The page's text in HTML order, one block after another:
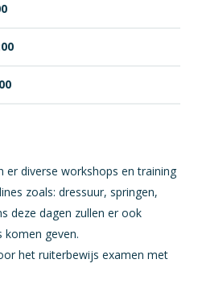
er diverse workshops en training
zoals: dressuur, springen,
deze dagen zullen er ook
geven.
het ruiterbewijs examen met